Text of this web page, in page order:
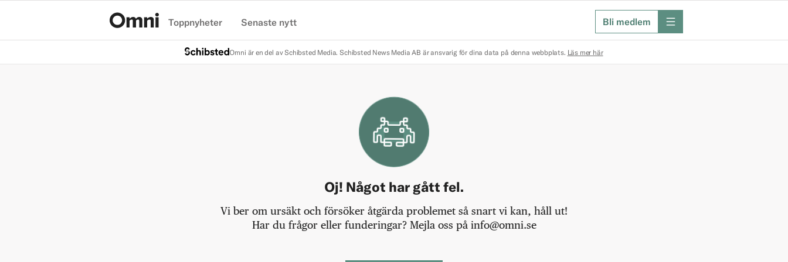
Toppnyheter Senaste nytt Bli medlem meny
Omni är en del av Schibsted Media. Schibsted News Media AB är ansvarig för dina data på denna webbplats. Läs mer här
Oj! Något har gått fel.
Vi ber om ursäkt och försöker åtgärda problemet så snart vi kan, håll ut!
Har du frågor eller funderingar? Mejla oss på info@omni.se